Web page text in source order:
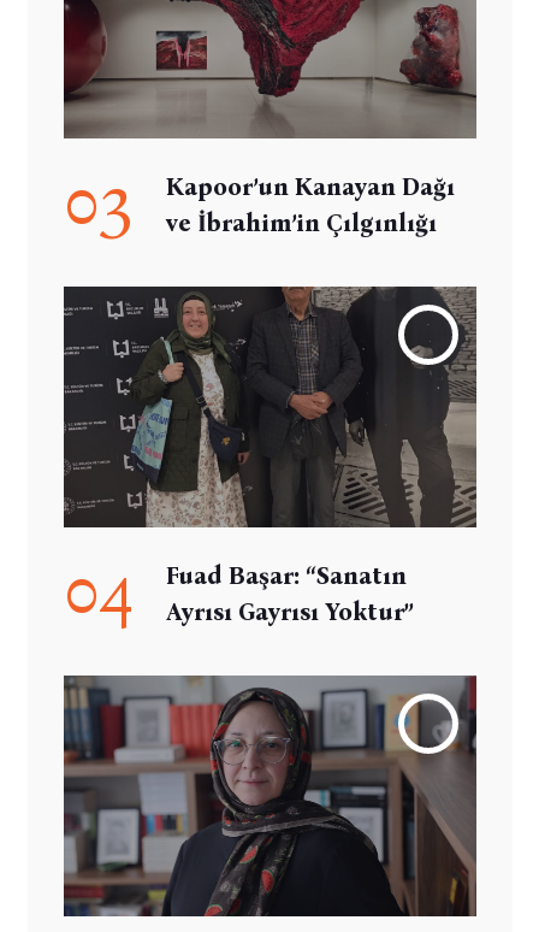
03
Kapoor’un Kanayan Dağı
ve İbrahim’in Çılgınlığı
04
Fuad Başar: “Sanatın
Ayrısı Gayrısı Yoktur”